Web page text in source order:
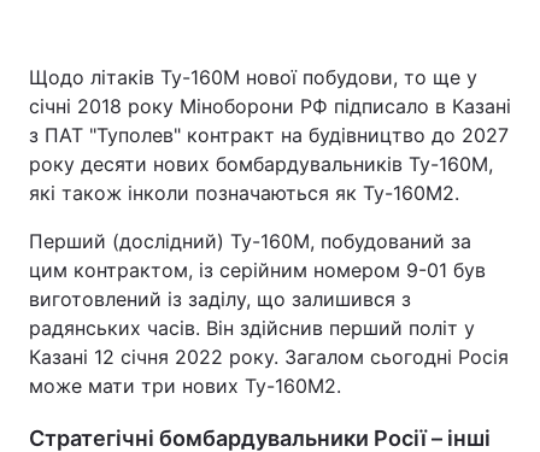
Щодо літаків Ту-160М нової побудови, то ще у
січні 2018 року Міноборони РФ підписало в Казані
з ПАТ "Туполев" контракт на будівництво до 2027
року десяти нових бомбардувальників Ту-160М,
які також інколи позначаються як Ту-160М2.
Перший (дослідний) Ту-160М, побудований за
цим контрактом, із серійним номером 9-01 був
виготовлений із заділу, що залишився з
радянських часів. Він здійснив перший політ у
Казані 12 січня 2022 року. Загалом сьогодні Росія
може мати три нових Ту-160М2.
Стратегічні бомбардувальники Росії – інші